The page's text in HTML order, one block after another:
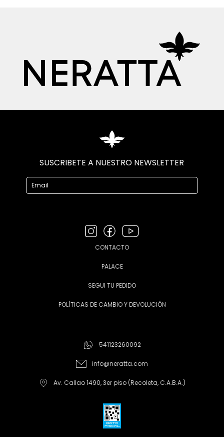
SUSCRIBETE A NUESTRO NEWSLETTER
CONTACTO
PALACE
SEGUI TU PEDIDO
POLÍTICAS DE CAMBIO Y DEVOLUCIÓN
541123260092
info@neratta.com
Av. Callao 1490, 3er piso (Recoleta, C.A.B.A.)